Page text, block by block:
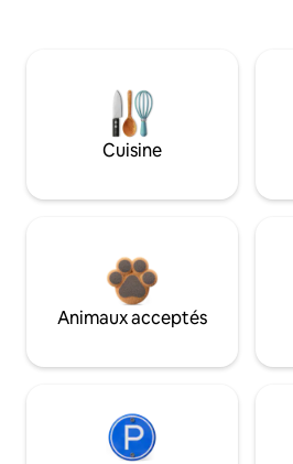
Cuisine
Animaux acceptés